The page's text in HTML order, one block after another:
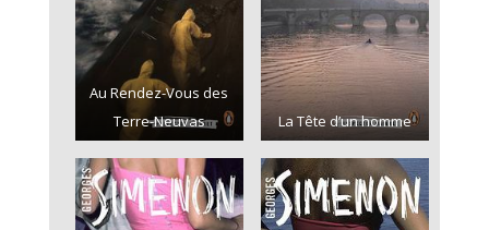
Au Rendez-Vous des
Terre-Neuvas
La Tête d’un homme